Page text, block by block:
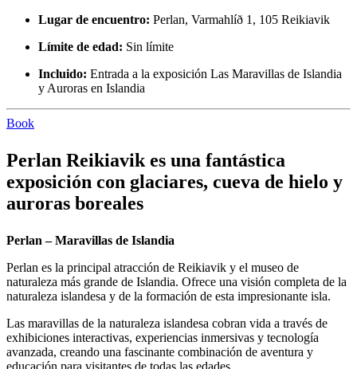
Lugar de encuentro: Perlan, Varmahlíð 1, 105 Reikiavik
Límite de edad: Sin límite
Incluido: Entrada a la exposición Las Maravillas de Islandia
y Auroras en Islandia
Book
Perlan Reikiavik es una fantástica
exposición con glaciares, cueva de hielo y
auroras boreales
Perlan – Maravillas de Islandia
Perlan es la principal atracción de Reikiavik y el museo de
naturaleza más grande de Islandia. Ofrece una visión completa de la
naturaleza islandesa y de la formación de esta impresionante isla.
Las maravillas de la naturaleza islandesa cobran vida a través de
exhibiciones interactivas, experiencias inmersivas y tecnología
avanzada, creando una fascinante combinación de aventura y
educación para visitantes de todas las edades.